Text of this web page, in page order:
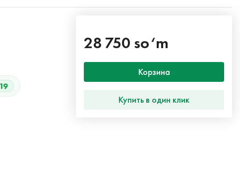
19
28 750 so‘m
Корзина
Купить в один клик